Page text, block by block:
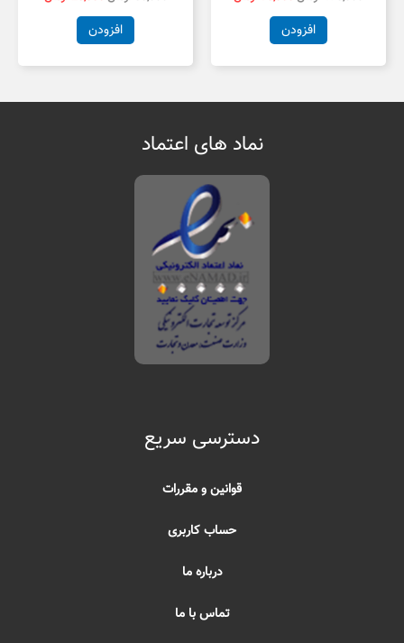
افزودن افزودن
نماد های اعتماد
دسترسی سریع
قوانین و مقررات
حساب کاربری
درباره ما
تماس با ما